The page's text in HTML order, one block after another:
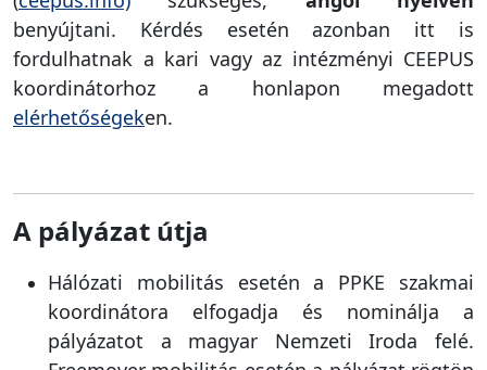
benyújtani. Kérdés esetén azonban itt is
fordulhatnak a kari vagy az intézményi CEEPUS
koordinátorhoz a honlapon megadott
elérhetőségeken.
A pályázat útja
Hálózati mobilitás esetén a PPKE szakmai
koordinátora elfogadja és nominálja a
pályázatot a magyar Nemzeti Iroda felé.
Freemover mobilitás esetén a pályázat rögtön